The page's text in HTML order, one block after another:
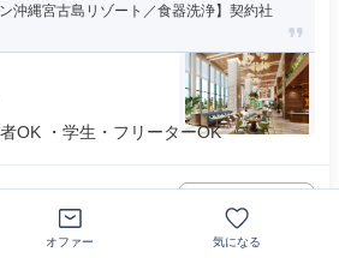
沖縄宮古島リゾート／食器洗浄】契約社
OK ・学生・フリーターOK
オファー 気になる